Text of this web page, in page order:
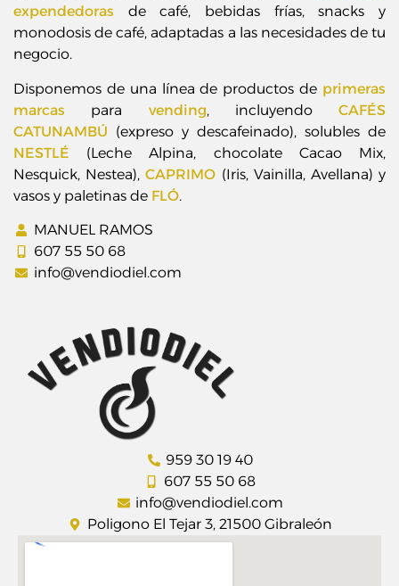
expendedoras de café, bebidas frías, snacks y
monodosis de café, adaptadas a las necesidades de tu
negocio.
Disponemos de una línea de productos de primeras
marcas para vending, incluyendo CAFÉS
CATUNAMBÚ (expreso y descafeinado), solubles de
NESTLÉ (Leche Alpina, chocolate Cacao Mix,
Nesquick, Nestea),CAPRIMO (Iris, Vainilla, Avellana) y
vasos y paletinas de FLÓ.
MANUEL RAMOS
607 55 50 68
info@vendiodiel.com
959 30 19 40
607 55 50 68
info@vendiodiel.com
Poligono El Tejar 3, 21500 Gibraleón